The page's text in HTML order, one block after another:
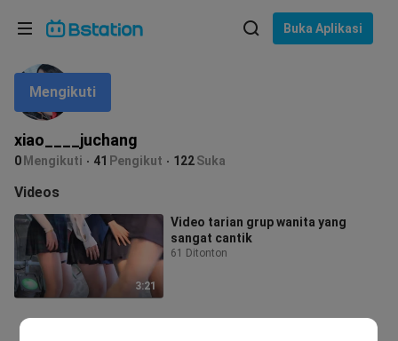
Buka Aplikasi
xiao____juchang
0 Mengikuti 41 Pengikut 122Suka
Mengikuti
Videos
3:21
Video tarian grup wanita yang
sangat cantik
61 Ditonton
Bahasa: Bahasa Indonesia
Pilih bahasa
English
ภาษาไทย
Tiếng Việt
Bahasa Melayu